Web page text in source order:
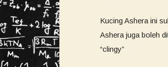
Kucing Ashera ini
Ashera juga boleh
“clingy”